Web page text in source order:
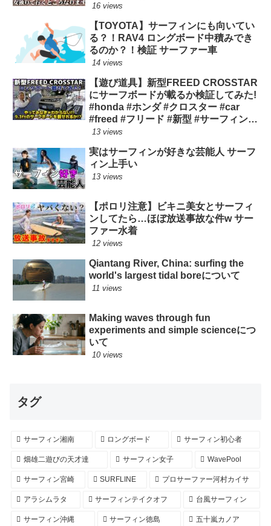
16 views
【TOYOTA】サーフィンにも向いてい
る？！RAV4 ロングボード中積みでき
るのか？！検証 サーファー車
14 views
【遊び道具】新型FREED CROSSTAR
にサーフボードが載るか検証してみた!
#honda #ホンダ #クロスター #car
#freed #フリード #新型 #サーフィン
ロングボード
13 views
実はサーフィンが好きな芸能人 サーフ
ィン上手い
13 views
【ポロリ注意】ビキニ美女とサーフィ
ンしてたら…ほぼ放送事故な件w サー
ファー水着
12 views
Qiantang River, China: surfing the
world's largest tidal boreについて
11 views
Making waves through fun
experiments and simple scienceにつ
いて
10 views
タグ
サーフィン湘南 ロングボード サーフィン初心者
畑雄二遊びの天才達 サーフィン女子 WavePool
サーフィン宮崎 SURFLINE プロサーファー河村カイサ
アラシムラタ サーフィンテイクオフ 台風サーフィン
サーフィン沖縄 サーフィン徳島 五十嵐カノア